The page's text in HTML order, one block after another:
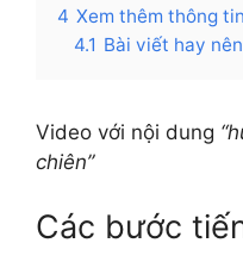
4 Xem thêm thông tin
4.1 Bài viết hay
Video với nội dung
chiên”
Các bước